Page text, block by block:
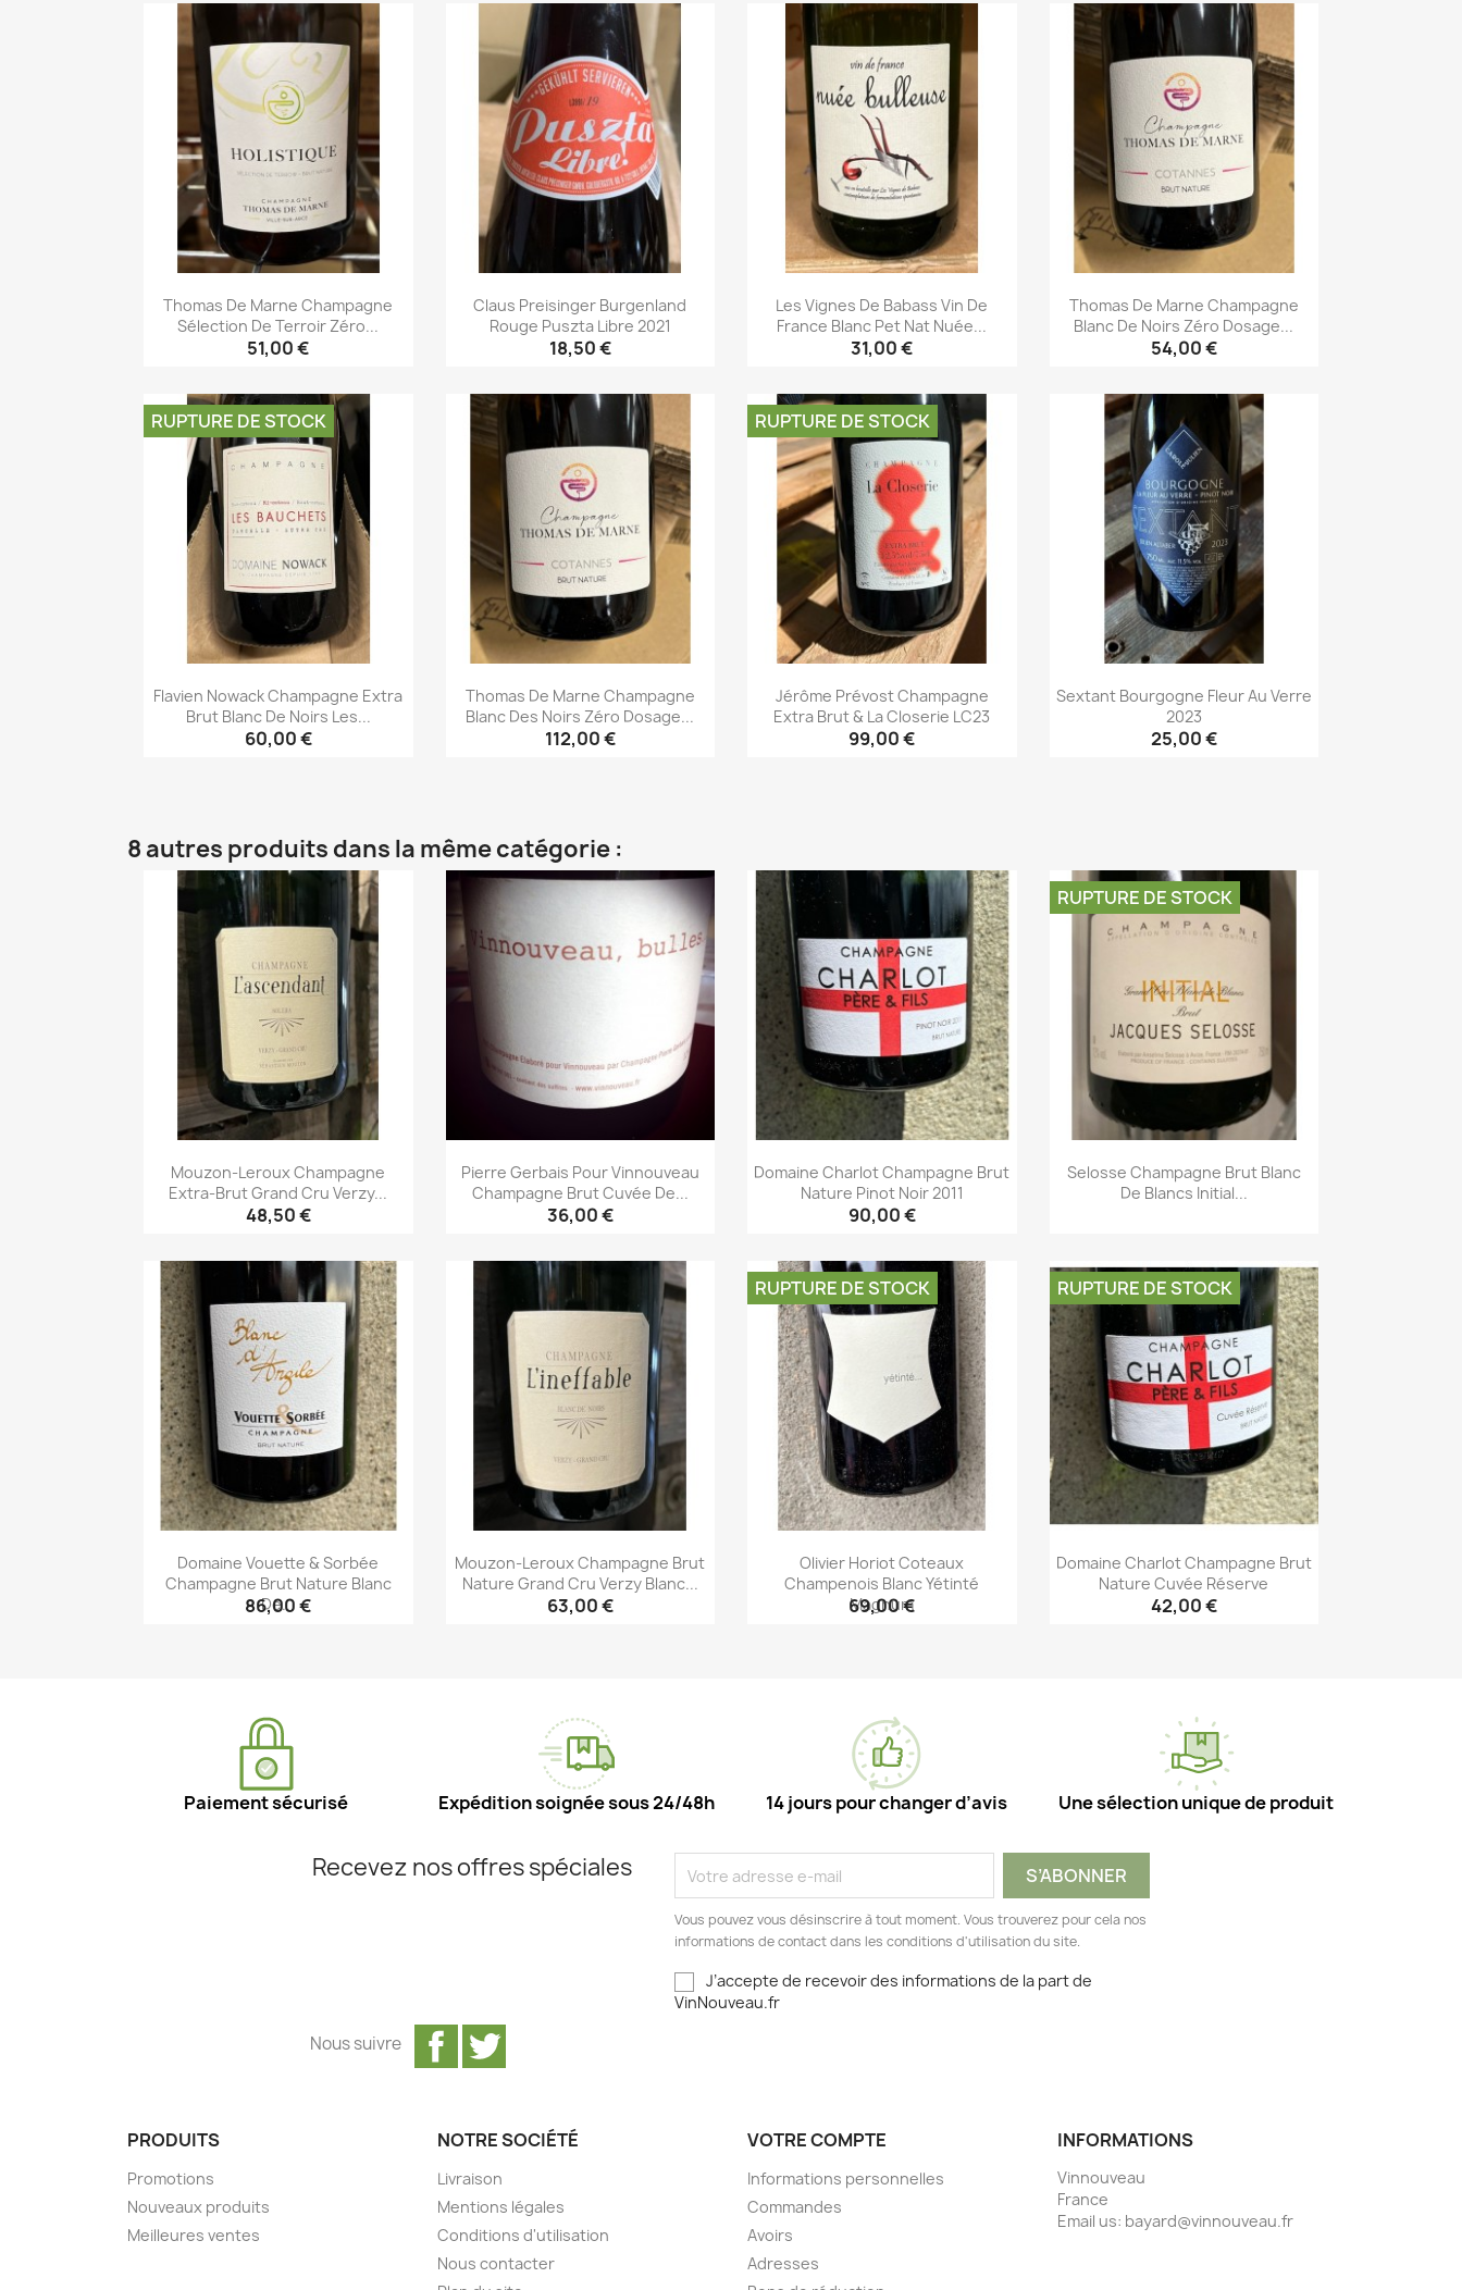
Thomas De Marne Champagne
Sélection De Terroir Zéro...
51,00 €
Aperçu rapide
Claus Preisinger Burgenland
Rouge Puszta Libre 2021
18,50 €
Aperçu rapide
Les Vignes De Babass Vin De
France Blanc Pet Nat Nuée...
31,00 €
Aperçu rapide
Thomas De Marne Champagne
Blanc De Noirs Zéro Dosage...
54,00 €
Aperçu rapide
Flavien Nowack Champagne Extra
Brut Blanc De Noirs Les...
60,00 €
RUPTURE DE STOCK
Thomas De Marne Champagne
Blanc Des Noirs Zéro Dosage...
112,00 €
Jérôme Prévost Champagne
Extra Brut & La Closerie LC23
99,00 €
RUPTURE DE STOCK
Sextant Bourgogne Fleur Au Verre
2023
25,00 €
8 autres produits dans la même catégorie :
Mouzon-Leroux Champagne
Extra-Brut Grand Cru Verzy...
48,50 €
Aperçu rapide
Pierre Gerbais Pour Vinnouveau
Champagne Brut Cuvée De...
36,00 €
Aperçu rapide
Domaine Charlot Champagne Brut
Nature Pinot Noir 2011
90,00 €
Aperçu rapide
Selosse Champagne Brut Blanc
De Blancs Initial...
RUPTURE DE STOCK
Domaine Vouette & Sorbée
Champagne Brut Nature Blanc
De...
86,00 €
Mouzon-Leroux Champagne Brut
Nature Grand Cru Verzy Blanc...
63,00 €
Olivier Horiot Coteaux
Champenois Blanc Yétinté
Magnum
69,00 €
RUPTURE DE STOCK
Domaine Charlot Champagne Brut
Nature Cuvée Réserve
42,00 €
RUPTURE DE STOCK
Paiement sécurisé Expédition soignée sous 24/48h 14 jours pour changer d’avis Une sélection unique de produit
Recevez nos offres spéciales
Vous pouvez vous désinscrire à tout moment. Vous trouverez pour cela nos
informations de contact dans les conditions d'utilisation du site.
J’accepte de recevoir des informations de la part de
VinNouveau.fr
Facebook
Nous suivre
PRODUITS
Promotions
Nouveaux produits
Meilleures ventes
NOTRE SOCIÉTÉ
Livraison
Mentions légales
Conditions d'utilisation
Nous contacter
VOTRE COMPTE
Informations personnelles
Commandes
Avoirs
Adresses
INFORMATIONS
Vinnouveau
France
Email us: bayard@vinnouveau.fr